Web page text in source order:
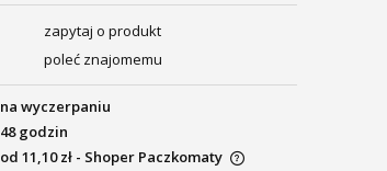
zapytaj o produkt
poleć znajomemu
na wyczerpaniu
48 godzin
od 11,10 zł - Shoper Paczkomaty